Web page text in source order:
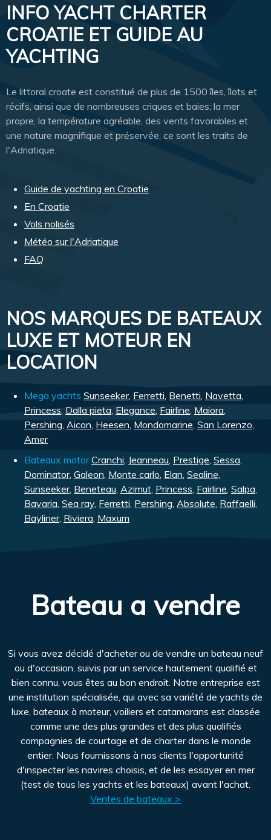
INFO YACHT CHARTER
CROATIE ET GUIDE AU
YACHTING
Le littoral croate est constitué de plus de 1500 îles, îlots et
récifs, ainsi que de nombreuses criques et baies; la mer
propre, la température agréable, des vents favorables et
une nature magnifique et préservée, ce sont les traits de
l'Adriatique.
Guide de yachting en Croatie
En Croatie
Vols nolisés
Météo sur l'Adriatique
FAQ
NOS MARQUES DE BATEAUX
LUXE ET MOTEUR EN
LOCATION
Mega yachts Sunseeker, Ferretti Benetti Navetta
Princess, Dalla pieta Elegance Fairline Maiora
Pershing Aicon Heesen Mondomarine San Lorenzo
Amer
Bateaux motorCranchi Jeanneau Prestige Sessa
Dominator, Galeon Monte carlo Elan Sealine
Sunseeker, Beneteau Azimut Princess Fairline Salpa
Bavaria Sea ray, Ferretti Pershing Absolute Raffaelli
Bayliner, Riviera Maxum
Bateau a vendre
Si vous avez décidé d'acheter ou de vendre un bateau neuf
ou d'occasion, suivis par un service hautement qualifié et
bien connu, vous êtes au bon endroit. Notre entreprise est
une institution spécialisée, qui avec sa variété de yachts de
luxe, bateaux à moteur, voiliers et catamarans est classée
comme une des plus grandes et des plus qualifiés
compagnies de courtage et de charter dans le monde
entier. Nous fournissons à nos clients l'opportunité
d'inspecter les navires choisis, et de les essayer en mer
(test de tous les yachts et les bateaux) avant l'achat.
Ventes de bateaux >